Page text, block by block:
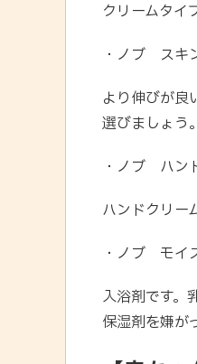
クリームタイ
・ノブ スキ
より伸びが良
選びましょう。
・ノブ ハン
ハンドクリー
・ノブ モイ
入浴剤です。
保湿剤を嫌が